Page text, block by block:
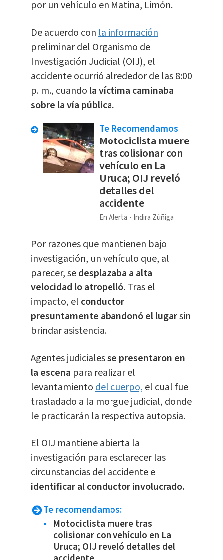
por un vehículo en Matina, Limón.
De acuerdo conla información
preliminar del Organismo de
Investigación Judicial (OIJ), el
accidente ocurrió alrededor de las 8:00
p. m., cuando la víctima caminaba
sobre la vía pública.
Te Recomendamos
Motociclista muere
tras colisionar con
vehículo en La
Uruca; OIJ reveló
detalles del
accidente
En Alerta Indira Zúñiga
Por razones que mantienen bajo
investigación, un vehículo que, al
parecer, sedesplazaba a alta
velocidad lo atropelló. Tras el
impacto, el conductor
presuntamente abandonó el lugarsin
brindar asistencia.
Agentes judicialesse presentaron en
la escena para realizar el
levantamientodel cuerpo, el cual fue
trasladado a la morgue judicial, donde
le practicarán la respectiva autopsia.
El OIJ mantiene abierta la
investigación para esclarecer las
circunstancias del accidente e
identificar al conductor involucrado.
Te recomendamos:
Motociclista muere tras
colisionar con vehículo en La
Uruca; OIJ reveló detalles del